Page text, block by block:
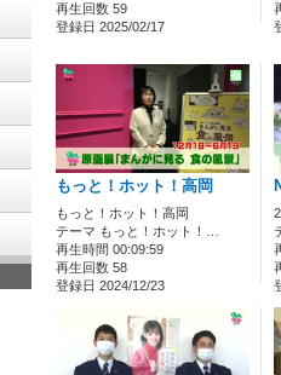
再生回数 59
登録日 2025/02/17
もっと！ホット！高岡
もっと！ホット！高岡
テーマ もっと！ホット！…
再生時間 00:09:59
再生回数 58
登録日 2024/12/23